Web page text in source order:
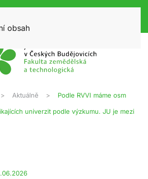
obsah
Aktuálně Podle RVVI máme osm
univerzit podle výzkumu. JU je mezi